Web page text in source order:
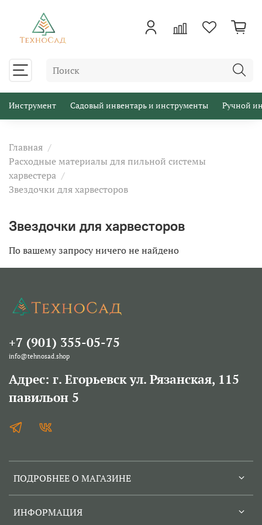
Инструмент Садовый инвентарь и инструменты Ручной
Главная
Расходные материалы для пильной системы
харвестера
Звездочки для харвесторов
Звездочки для харвесторов
По вашему запросу ничего не найдено
ПОДРОБНЕЕ О МАГАЗИНЕ
ИНФОРМАЦИЯ
+7 (901) 355-05-75
info@tehnosad.shop
Адрес: г. Егорьевск ул. Рязанская, 115
павильон 5